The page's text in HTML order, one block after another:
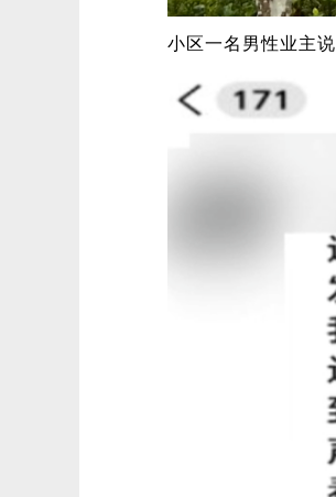
小区一名男性业主